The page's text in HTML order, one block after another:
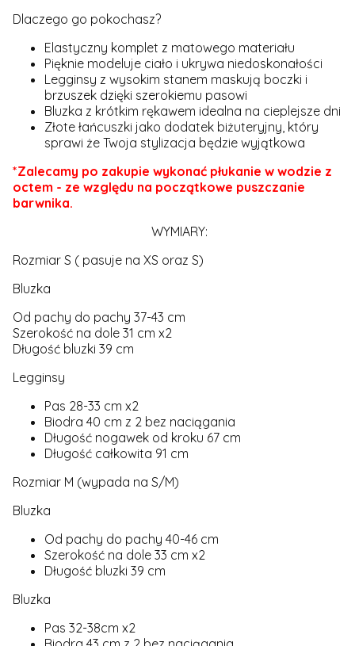
Dlaczego go pokochasz?
Elastyczny komplet z matowego materiału
Pięknie modeluje ciało i ukrywa niedoskonałości
Legginsy z wysokim stanem maskują boczki i
brzuszek dzięki szerokiemu pasowi
Bluzka z krótkim rękawem idealna na cieplejsze dni
Złote łańcuszki jako dodatek biżuteryjny, który
sprawi że Twoja stylizacja będzie wyjątkowa
*Zalecamy po zakupie wykonać płukanie w wodzie z
octem - ze względu na początkowe puszczanie
barwnika.
WYMIARY:
Rozmiar S ( pasuje na XS oraz S)
Bluzka
Od pachy do pachy 37-43 cm
Szerokość na dole 31 cm x2
Długość bluzki 39 cm
Legginsy
Pas 28-33 cm x2
Biodra 40 cm z 2 bez naciągania
Długość nogawek od kroku 67 cm
Długość całkowita 91 cm
Rozmiar M (wypada na S/M)
Bluzka
Od pachy do pachy 40-46 cm
Szerokość na dole 33 cm x2
Długość bluzki 39 cm
Bluzka
Pas 32-38cm x2